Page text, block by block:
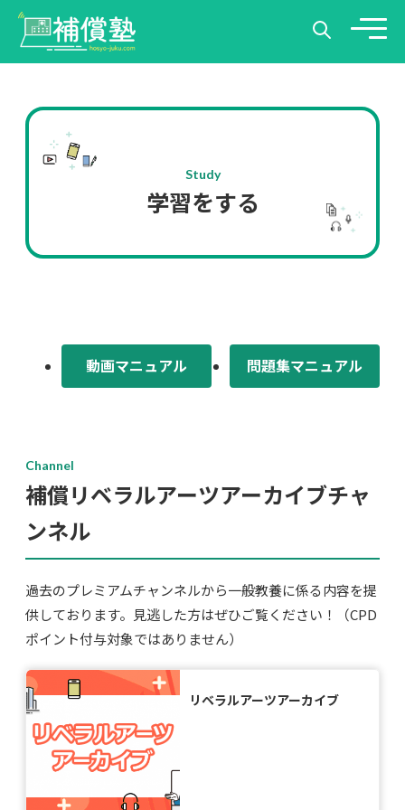
Study
学習をする
動画マニュアル 問題集マニュアル
Channel
補償リベラルアーツアーカイブチャ
ンネル
過去のプレミアムチャンネルから一般教養に係る内容を提
供しております。見逃した方はぜひご覧ください！（CPD
ポイント付与対象ではありません）
リベラルアーツアーカイブ